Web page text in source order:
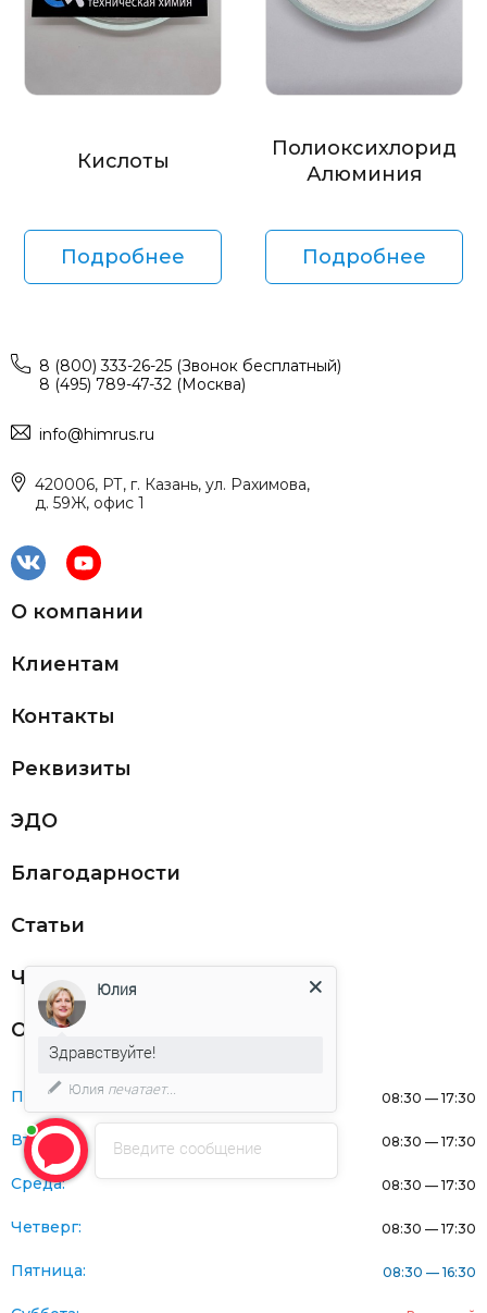
Кислоты
Подробнее
Полиоксихлорид
Алюминия
Подробнее
8 (800) 333-26-25 (Звонок бесплатный)
8 (495) 789-47-32 (Москва)
info@himrus.ru
420006, РТ, г. Казань, ул. Рахимова,
д. 59Ж, офис 1
О компании
Клиентам
Контакты
Реквизиты
ЭДО
Благодарности
Статьи
Частникам
Оферта
Понедельник: 08:30 — 17:30
Вторник: 08:30 — 17:30
Среда: 08:30 — 17:30
Четверг: 08:30 — 17:30
Пятница: 08:30 — 16:30
Введите сообщение
Юлия
Здравствуйте!
Юлия печатает...